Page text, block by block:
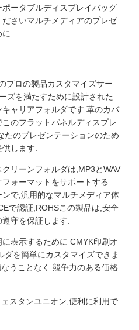
ータブルディスプレイバッグ
さいマルチメディアのプレゼ
.
プロの製品カスタマイズサー
ズを満たすために設計された
ャリアフォルダです.革のカバ
のフラットパネルディスプレ
たのプレゼンテーションのため
します.
リーンフォルダは,MP3とWAV
ォーマットをサポートする
で,汎用的なマルチメディア体
で認証,ROHSこの製品は,安全
守を保証します.
表示するために CMYK印刷オ
ダを簡単にカスタマイズできま
うことなく 競争力のある価格
スタンユニオン,便利に利用で